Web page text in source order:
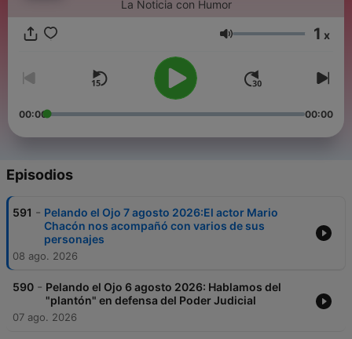
La Noticia con Humor
Volumen 1 x
00:00 00:00
Episodios
591 - Pelando el Ojo 7 agosto 2026:El actor Mario
Chacón nos acompañó con varios de sus
personajes
08 ago. 2026
590 - Pelando el Ojo 6 agosto 2026: Hablamos del
"plantón" en defensa del Poder Judicial
07 ago. 2026